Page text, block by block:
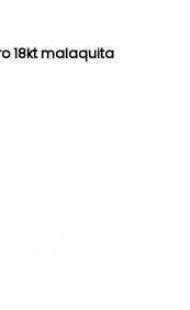
18kt malaquita